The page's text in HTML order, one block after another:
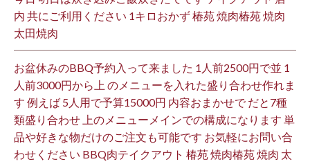
内 共にご利用ください 1キロおかず 椿苑 焼肉椿苑 焼肉
太田焼肉
お盆休みのBBQ予約入って来ました 1人前2500円で並 1
人前3000円から上 のメニューを入れた盛り合わせ作れま
す 例えば 5人用で予算15000円 内容おまかせで だと7種
類盛り合わせ 上のメニューメインでの構成になります 単
品や好きな物だけのご注文も可能です お気軽にお問い合
わせください BBQ肉テイクアウト 椿苑 焼肉椿苑 焼肉 太